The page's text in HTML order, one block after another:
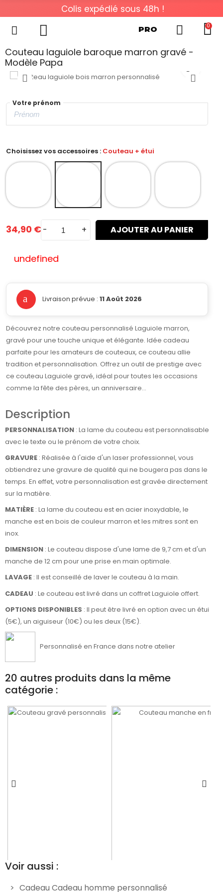
Colis expédié sous 48h !
PRO 0
Couteau laguiole baroque marron gravé -
Modèle Papa
Votre prénom
Choisissez vos accessoires : Couteau + étui
34,90 € - + AJOUTER AU PANIER
undefined
Livraison prévue : 11 Août 2026
Découvrez notre couteau personnalisé Laguiole marron,
gravé pour une touche unique et élégante. Idée cadeau
parfaite pour les amateurs de couteaux, ce couteau allie
tradition et personnalisation. Offrez un outil de prestige avec
ce couteau Laguiole gravé, idéal pour toutes les occasions
comme la fête des pères, un anniversaire...
Description
PERSONNALISATION : La lame du couteau est personnalisable
avec le texte ou le prénom de votre choix.
GRAVURE : Réalisée à l'aide d'un laser professionnel, vous
obtiendrez une gravure de qualité qui ne bougera pas dans le
temps. En effet, votre personnalisation est gravée directement
sur la matière.
MATIÈRE : La lame du couteau est en acier inoxydable, le
manche est en bois de couleur marron et les mitres sont en
inox.
DIMENSION : Le couteau dispose d'une lame de 9,7 cm et d'un
manche de 12 cm pour une prise en main optimale.
LAVAGE : Il est conseillé de laver le couteau à la main.
CADEAU : Le couteau est livré dans un coffret Laguiole offert.
OPTIONS DISPONIBLES : Il peut être livré en option avec un étui
(5€), un aiguiseur (10€) ou les deux (15€).
Personnalisé en France dans notre atelier
20 autres produits dans la même
catégorie :
Voir aussi :
Cadeau Cadeau homme personnalisé